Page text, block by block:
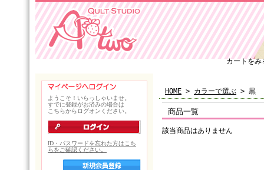
カートをみ
HOME > カラーで選ぶ > 黒
商品一覧
該当商品はありません